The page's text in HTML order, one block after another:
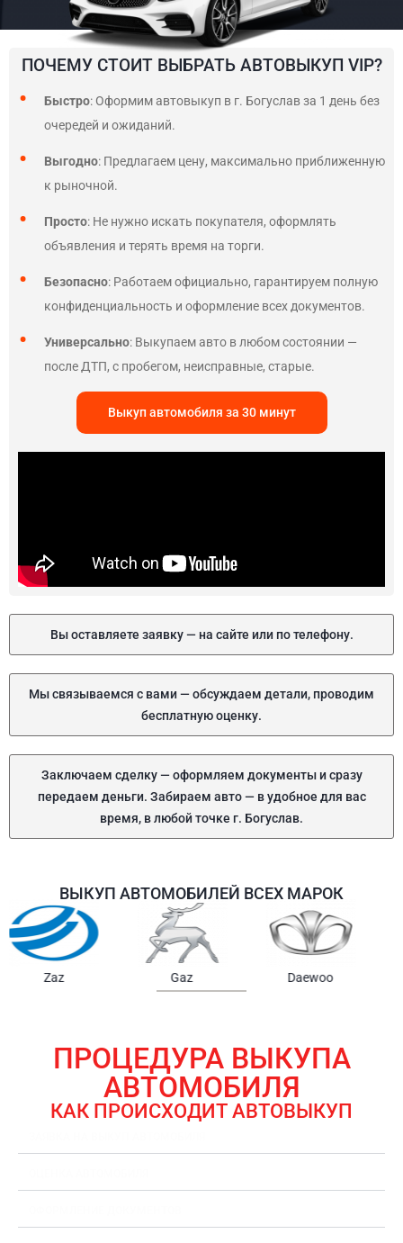
ПОЧЕМУ СТОИТ ВЫБРАТЬ АВТОВЫКУП VIP?
Быстро: Оформим автовыкуп в г. Богуслав за 1 день без
очередей и ожиданий.
Выгодно: Предлагаем цену, максимально приближенную
к рыночной.
Просто: Не нужно искать покупателя, оформлять
объявления и терять время на торги.
Безопасно: Работаем официально, гарантируем полную
конфиденциальность и оформление всех документов.
Универсально: Выкупаем авто в любом состоянии —
после ДТП, с пробегом, неисправные, старые.
Выкуп автомобиля за 30 минут
Вы оставляете заявку — на сайте или по телефону.
Мы связываемся с вами — обсуждаем детали, проводим
бесплатную оценку.
Заключаем сделку — оформляем документы и сразу
передаем деньги. Забираем авто — в удобное для вас
время, в любой точке г. Богуслав.
ВЫКУП АВТОМОБИЛЕЙ ВСЕХ МАРОК
Samsung Chrysler Gmc
ПРОЦЕДУРА ВЫКУПА
АВТОМОБИЛЯ
КАК ПРОИСХОДИТ АВТОВЫКУП